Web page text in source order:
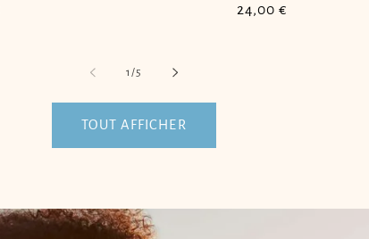
Prix
24,00 €
1/de5
TOUT AFFICHER